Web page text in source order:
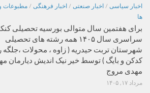
اخبار سیاسی / اخبار صنعتی / اخبار فرهنگی / مطبوعات
ها
برای هفتمین سال متوالی بورسیه تحصیلی
سراسری سال ۱۴۰۵ همه رشته های تحصیلی
شهرستان تربت حیدریه ( زاوه ، محولات ،جلگه
کدکن و بایگ ) توسط خیر نیک اندیش دیارمان
مهدی مروج
مرداد ۱۷, ۱۴۰۵